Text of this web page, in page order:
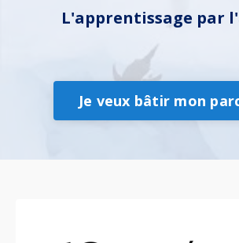
L'apprentissage par
Je veux bâtir mon